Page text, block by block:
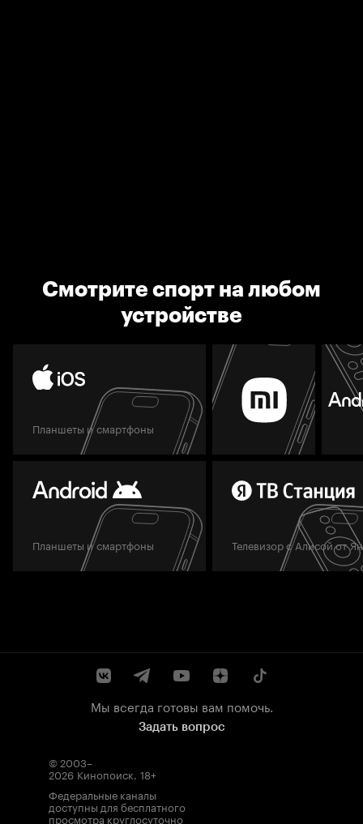
Смотрите спорт на любом
устройстве
Планшеты и смартфоны
Планшеты и смартфоны Телевизор с Алисой от
Мы всегда готовы вам помочь.
Задать вопрос
© 2003–
2026 Кинопоиск. 18+
Федеральные каналы
доступны для бесплатного
просмотра круглосуточно